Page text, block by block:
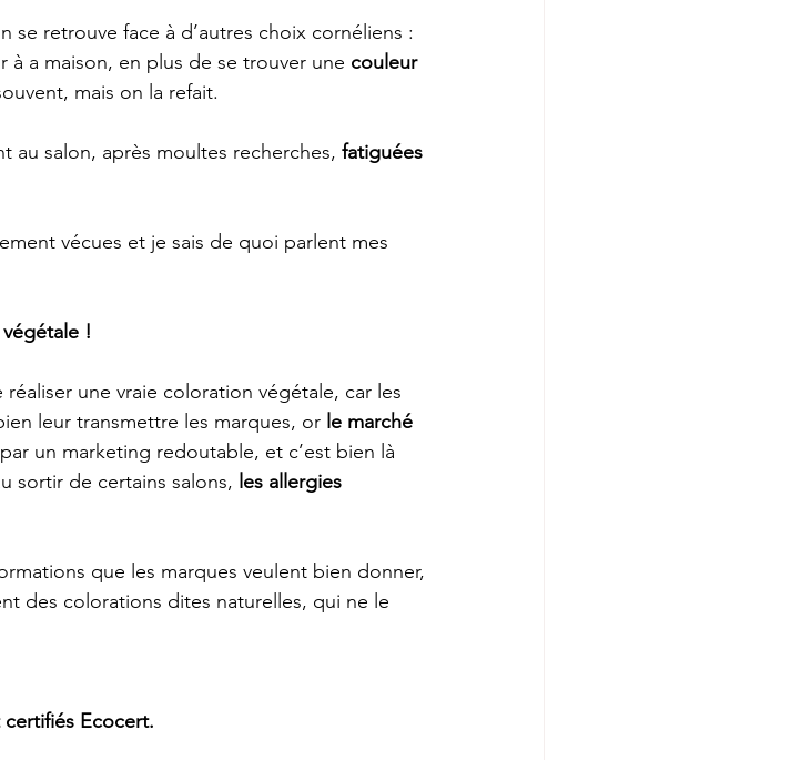
retrouve face à d’autres choix cornéliens :
à a maison, en plus de se trouver une couleur
mais on la refait.
au salon, après moultes recherches, fatiguées
vécues et je sais de quoi parlent mes
!
une vraie coloration végétale, car les
leur transmettre les marques, or le marché
un marketing redoutable, et c’est bien là
sortir de certains salons, les allergies
que les marques veulent bien donner,
des colorations dites naturelles, qui ne le
certifiés Ecocert.